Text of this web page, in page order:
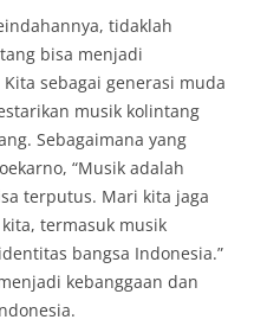
tidaklah
bisa menjadi
sebagai generasi muda
musik kolintang
Sebagaimana yang
“Musik adalah
terputus. Mari kita jaga
termasuk musik
bangsa Indonesia.”
kebanggaan dan